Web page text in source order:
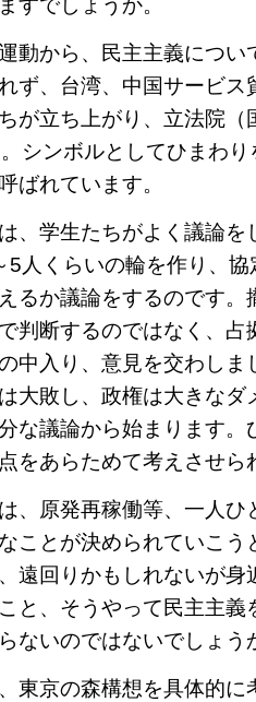
すでしょうか。
動から、民主主義につい
ず、台湾、中国サービス
が立ち上がり、立法院（
シンボルとしてひまわ
ばれています。
、学生たちがよく議論を
5人くらいの輪を作り、協
るか議論をするのです。
判断するのではなく、占
中入り、意見を交わしま
大敗し、政権は大きなダ
な議論から始まります。
をあらためて考えさせら
、原発再稼働等、一人ひ
ことが決められていこう
遠回りかもしれないが身
と、そうやって民主主義
ないのではないでしょう
東京の森構想を具体的に